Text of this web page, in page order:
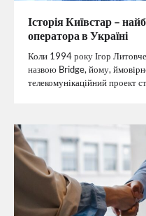
Історія Київстар –
оператора в Україні
Коли 1994 року Ігор
назвою Bridge, йому,
телекомунікаційний проект